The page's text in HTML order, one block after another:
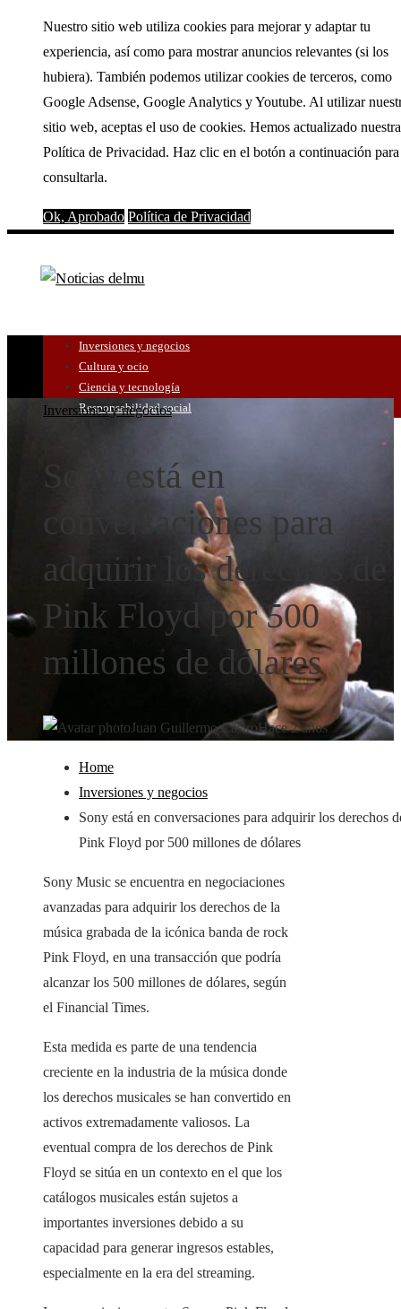
Nuestro sitio web utiliza cookies para mejorar y adaptar tu
experiencia, así como para mostrar anuncios relevantes (si los
hubiera). También podemos utilizar cookies de terceros, como
Google Adsense, Google Analytics y Youtube. Al utilizar
sitio web, aceptas el uso de cookies. Hemos actualizado nuestra
Política de Privacidad. Haz clic en el botón a continuación para
consultarla.
Ok, Aprobado Política de Privacidad
Inversiones y negocios
Cultura y ocio
Ciencia y tecnología
Responsabilidad social
Inversiones y negocios
Sony está en
conversaciones para
adquirir los derechos de
Pink Floyd por 500
millones de dólares
Juan Guillermo CastroHace 2 años
Home
Inversiones y negocios
Sony está en conversaciones para adquirir los derechos
Pink Floyd por 500 millones de dólares
Sony Music se encuentra en negociaciones
avanzadas para adquirir los derechos de la
música grabada de la icónica banda de rock
Pink Floyd, en una transacción que podría
alcanzar los 500 millones de dólares, según
el Financial Times.
Esta medida es parte de una tendencia
creciente en la industria de la música donde
los derechos musicales se han convertido en
activos extremadamente valiosos. La
eventual compra de los derechos de Pink
Floyd se sitúa en un contexto en el que los
catálogos musicales están sujetos a
importantes inversiones debido a su
capacidad para generar ingresos estables,
especialmente en la era del streaming.